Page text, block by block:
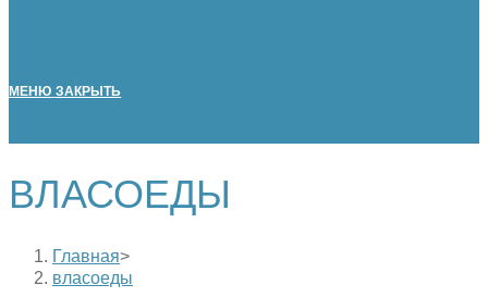
МЕНЮ ЗАКРЫТЬ
ВЛАСОЕДЫ
Главная>
власоеды